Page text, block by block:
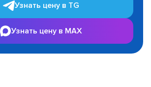
Узнать цену в TG
Узнать цену в MAX